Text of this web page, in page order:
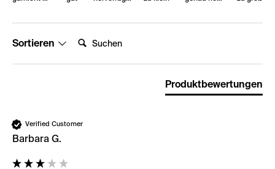
Sortieren
Produktbewertungen
Verified Customer
Barbara G.